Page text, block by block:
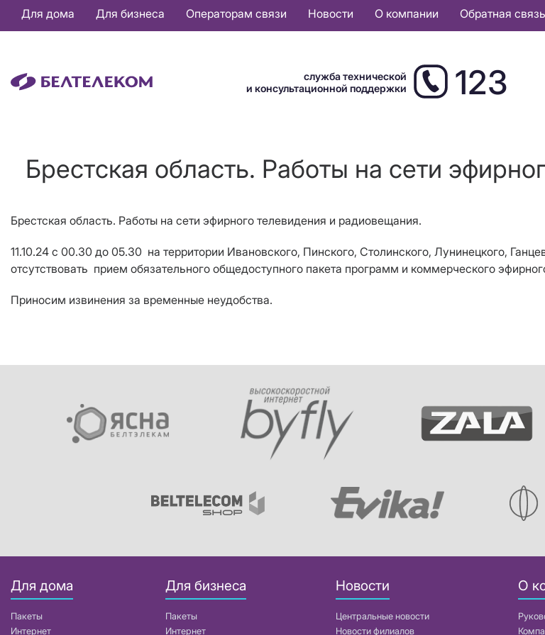
Основная
навигация
Для дома Для бизнеса Операторам связи Новости О компании Обратная связь
служба технической
и консультационной поддержки
123
Брестская область. Работы на сети
Брестская область. Работы на сети эфирного телевидения и радиовещания.
11.10.24 с 00.30 до 05.30 на территории Ивановского, Пинского, Столинского, Лунинецкого,
отсутствовать прием обязательного общедоступного пакета программ и коммерческого
Приносим извинения за временные неудобства.
Для дома
Пакеты
Интернет
Для бизнеса
Пакеты
Интернет
Новости
Центральные новости
Новости филиалов
О